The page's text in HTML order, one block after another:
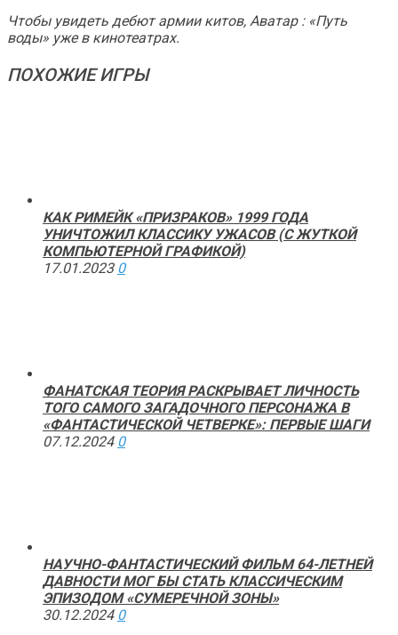
Чтобы увидеть дебют армии китов, Аватар : «Путь
воды» уже в кинотеатрах.
ПОХОЖИЕ ИГРЫ
КАК РИМЕЙК «ПРИЗРАКОВ» 1999 ГОДА
УНИЧТОЖИЛ КЛАССИКУ УЖАСОВ (С ЖУТКОЙ
КОМПЬЮТЕРНОЙ ГРАФИКОЙ)
17.01.2023 0
ФАНАТСКАЯ ТЕОРИЯ РАСКРЫВАЕТ ЛИЧНОСТЬ
ТОГО САМОГО ЗАГАДОЧНОГО ПЕРСОНАЖА В
«ФАНТАСТИЧЕСКОЙ ЧЕТВЕРКЕ»: ПЕРВЫЕ ШАГИ
07.12.2024 0
НАУЧНО-ФАНТАСТИЧЕСКИЙ ФИЛЬМ 64-ЛЕТНЕЙ
ДАВНОСТИ МОГ БЫ СТАТЬ КЛАССИЧЕСКИМ
ЭПИЗОДОМ «СУМЕРЕЧНОЙ ЗОНЫ»
30.12.2024 0